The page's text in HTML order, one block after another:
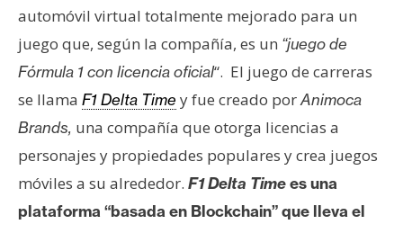
I
A
A
n
á
i
automóvil virtual totalmente mejorado para un
juego que, según la compañía, es un “juego de
Fórmula 1 con licencia oficial“. El juego de carreras
se llama F1 Delta Time y fue creado porAnimoca
Brands, una compañía que otorga licencias a
personajes y propiedades populares y crea juegos
móviles a su alrededor. F1 Delta Timees una
plataforma “basada en Blockchain” que lleva el